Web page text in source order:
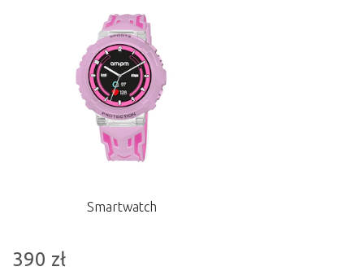
Smartwatch
390 zł